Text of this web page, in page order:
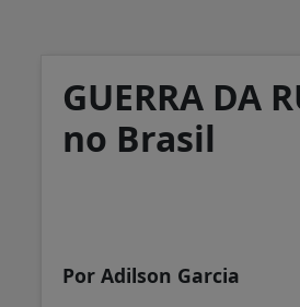
GUERRA DA
no Brasil
Por Adilson Garcia